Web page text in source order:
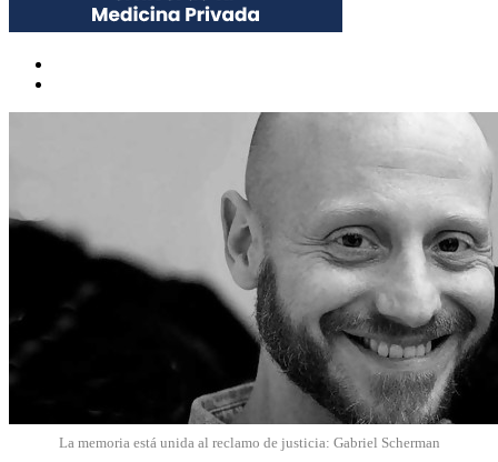
La memoria está unida al reclamo de justicia: Gabriel Scherman